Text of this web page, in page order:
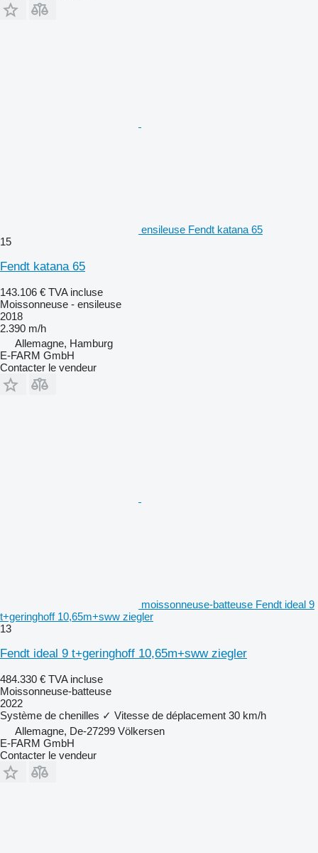
ensileuse Fendt katana 65
15
Fendt katana 65
143.106 € TVA incluse
Moissonneuse - ensileuse
2018
2.390 m/h
Allemagne, Hamburg
E-FARM GmbH
Contacter le vendeur
moissonneuse-batteuse Fendt ideal 9
t+geringhoff 10,65m+sww ziegler
13
Fendt ideal 9 t+geringhoff 10,65m+sww ziegler
484.330 € TVA incluse
Moissonneuse-batteuse
2022
Système de chenilles ✓ Vitesse de déplacement 30 km/h
Allemagne, De-27299 Völkersen
E-FARM GmbH
Contacter le vendeur